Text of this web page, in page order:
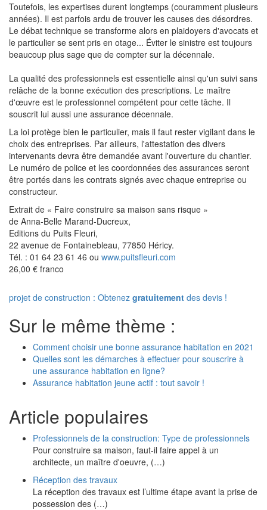
Toutefois, les expertises durent longtemps (couramment plusieurs
années). Il est parfois ardu de trouver les causes des désordres.
Le débat technique se transforme alors en plaidoyers d'avocats et
le particulier se sent pris en otage... Éviter le sinistre est toujours
beaucoup plus sage que de compter sur la décennale.
La qualité des professionnels est essentielle ainsi qu'un suivi sans
relâche de la bonne exécution des prescriptions. Le maître
d'œuvre est le professionnel compétent pour cette tâche. Il
souscrit lui aussi une assurance décennale.
La loi protège bien le particulier, mais il faut rester vigilant dans le
choix des entreprises. Par ailleurs, l'attestation des divers
intervenants devra être demandée avant l'ouverture du chantier.
Le numéro de police et les coordonnées des assurances seront
être portés dans les contrats signés avec chaque entreprise ou
constructeur.
Extrait de « Faire construire sa maison sans risque »
de Anna-Belle Marand-Ducreux,
Editions du Puits Fleuri,
22 avenue de Fontainebleau, 77850 Héricy.
Tél. : 01 64 23 61 46 ou www.puitsfleuri.com
26,00 € franco
projet de construction : Obtenez gratuitement des devis !
Sur le même thème :
Comment choisir une bonne assurance habitation en 2021
Quelles sont les démarches à effectuer pour souscrire à
une assurance habitation en ligne?
Assurance habitation jeune actif : tout savoir !
Article populaires
Professionnels de la construction: Type de professionnels
Pour construire sa maison, faut-il faire appel à un
architecte, un maître d'oeuvre, (…)
Réception des travaux
La réception des travaux est l’ultime étape avant la prise de
possession des (…)